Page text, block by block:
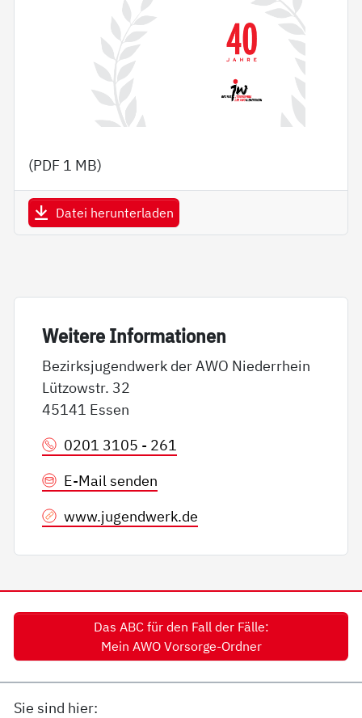
(PDF 1 MB)
Datei herunterladen
Wei­te­re In­for­ma­tio­nen
Bezirksjugendwerk der AWO Niederrhein
Lützowstr. 32
45141 Essen
0201 3105 - 261
E-Mail senden
www.jugendwerk.de
Das ABC für den Fall der Fälle:
Mein AWO Vorsorge-Ordner
Sie sind hier: